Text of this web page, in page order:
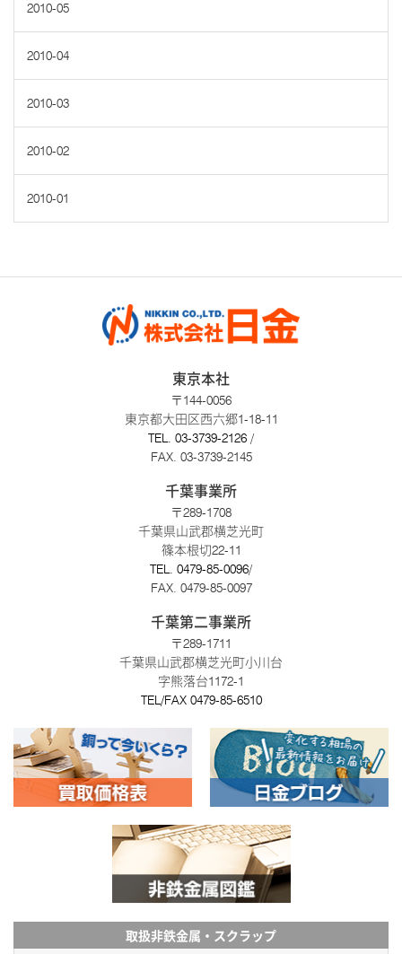
2010-05
2010-04
2010-03
2010-02
2010-01
東京本社
〒144-0056
東京都大田区西六郷1-18-11
TEL. 03-3739-2126 /
FAX. 03-3739-2145
千葉事業所
〒289-1708
千葉県山武郡横芝光町
篠本根切22-11
TEL. 0479-85-0096/
FAX. 0479-85-0097
千葉第二事業所
〒289-1711
千葉県山武郡横芝光町小川台
字熊落台1172-1
TEL/FAX 0479-85-6510
取扱非鉄金属・スクラップ